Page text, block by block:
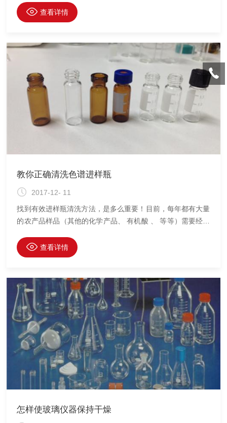
注意事项。对于玻璃与塑料实验室器具可以使用浸泡手动清洗
或使用实验室清洗设备清洗。手动清洗又可分为以下几种类
洗剂中充分浸泡的布或者海绵继进行清洗的方法。实验器具一
定不能使用具有研磨效果的洗涤剂进行清洗以免损伤表面。浸
泡法对于浸泡法，实验器具在室温下泡入清洗溶液约 20&nb
查看详情
教你正确清洗色谱进样瓶
2017-12- 11
找到有效进样瓶清洗方法，是多么重要！目前，每年都有大量
的农产品样品（其他的化学产品、 有机酸 、 等等）需要经由
有大批进样瓶需要清洗，不仅浪费时间，降低工作效率，而且
有时会出现因清洗后的样品瓶洁净度达不到要求而导致实验结
料材质。一次性使用的进样瓶成本高、浪费大、对环境污染严
重，大多实验室都是将进样瓶清洗后重复利用。目前，实验室
常用清洗进样瓶的方法主要都是加入洗衣粉、洗涤剂、有机溶
剂及酸碱洗
查看详情
怎样使玻璃仪器保持干燥